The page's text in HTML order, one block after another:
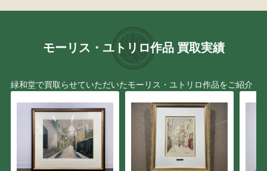
モーリス・ユトリロ作品 買取実績
緑和堂で買取らせていただいたモーリス・ユトリロ作品をご紹介